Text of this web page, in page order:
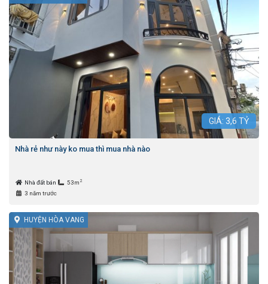
GIÁ: 3,6 TỶ
Nhà rẻ như này ko mua thì mua nhà nào
Nhà đất bán 53m 2
3 năm trước
HUYỆN HÒA VANG